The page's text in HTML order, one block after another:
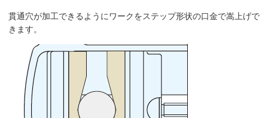
貫通穴が加工できるようにワークをステップ形状の口金で嵩上げで
きます。